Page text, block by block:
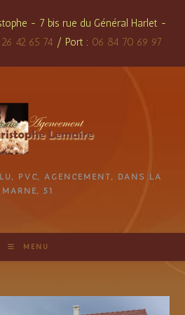
- 7 bis rue du Général Harlet -
42 65 74 / Port : 06 84 70 69 97
PVC, AGENCEMENT, DANS LA
MARNE, 51
MENU